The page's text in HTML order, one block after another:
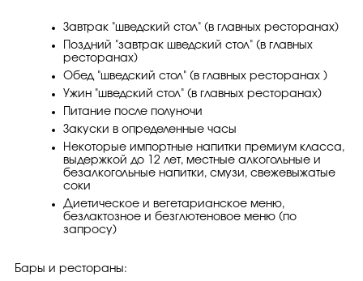
Завтрак "шведский стол" (в главных ресторанах)
Поздний "завтрак шведский стол" (в главных
ресторанах)
Обед "шведский стол" (в главных ресторанах )
Ужин "шведский стол" (в главных ресторанах)
Питание после полуночи
Закуски в определенные часы
Некоторые импортные напитки премиум класса,
выдержкой до 12 лет, местные алкогольные и
безалкогольные напитки, смузи, свежевыжатые
соки
Диетическое и вегетарианское меню,
безлактозное и безглютеновое меню (по
запросу)
Бары и рестораны: